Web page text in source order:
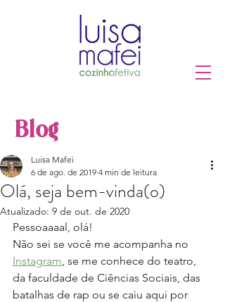
Blog
Olá, seja bem-vinda(o)
Luisa Mafei
6 de ago. de 2019 4 min de leitura
Atualizado: 9 de out. de 2020
Pessoaaaal, olá!
Não sei se você me acompanha no
Instagram, se me conhece do teatro,
da faculdade de Ciências Sociais, das
batalhas de rap ou se caiu aqui por